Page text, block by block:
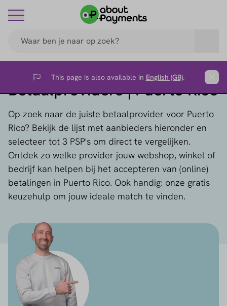
Flag This page is also available in English (GB).
Betaalproviders | Puerto Rico
Op zoek naar de juiste betaalprovider voor Puerto
Rico? Bekijk de lijst met aanbieders hieronder en
selecteer tot 3 PSP's om direct te vergelijken.
Ontdek zo welke provider jouw webshop, winkel of
bedrijf kan helpen bij het accepteren van (online)
betalingen in Puerto Rico. Ook handig: onze gratis
keuzehulp om jouw ideale match te vinden.